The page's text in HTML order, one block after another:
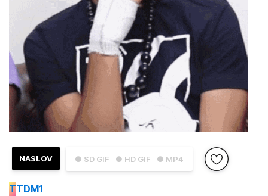
● SD GIF ● HD GIF ● MP4
NASLOV
TTDM1